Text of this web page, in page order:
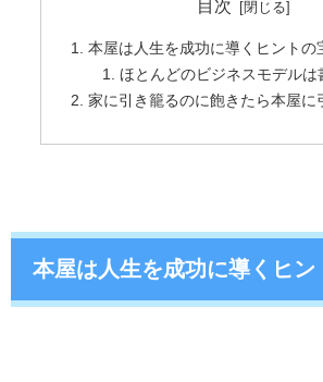
目次
本屋は人生を成功に導くヒントの
ほとんどのビジネスモデルは
家に引き籠るのに飽きたら本屋に
本屋は人生を成功に導くヒン